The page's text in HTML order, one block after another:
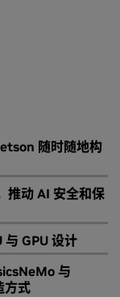
随时随地构
推动 AI 安全和保
与 GPU 设计
与
方式